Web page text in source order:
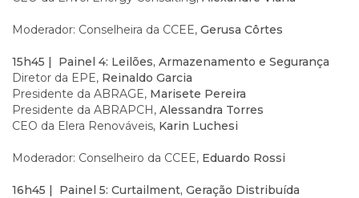
Moderador: Conselheira da CCEE, Gerusa Côrtes
15h45 | Painel 4: Leilões, Armazenamento e Segurança
Diretor da EPE, Reinaldo Garcia
Presidente da ABRAGE, Marisete Pereira
Presidente da ABRAPCH, Alessandra Torres
CEO da Elera Renováveis, Karin Luchesi
Moderador: Conselheiro da CCEE, Eduardo Rossi
16h45 | Painel 5: Curtailment, Geração Distribuída